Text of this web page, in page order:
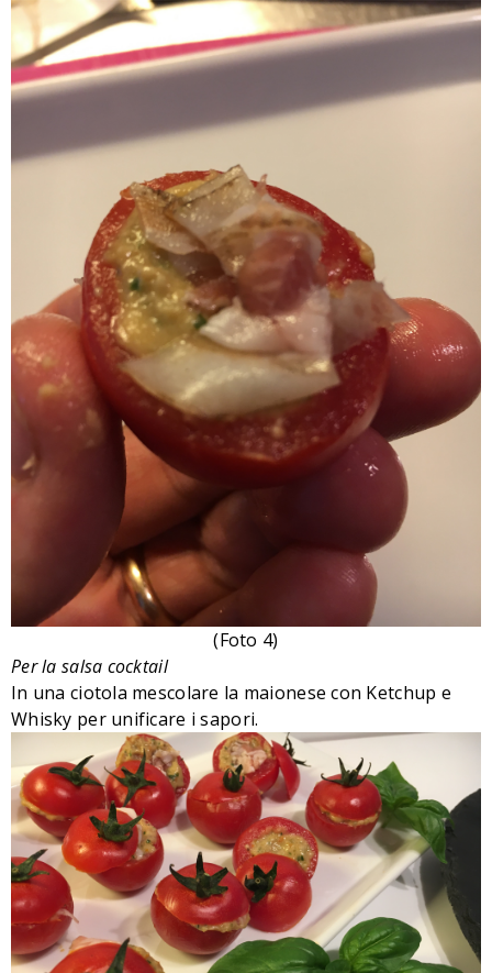
(Foto 4)
Per la salsa cocktail
In una ciotola mescolare la maionese con Ketchup e
Whisky per unificare i sapori.